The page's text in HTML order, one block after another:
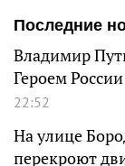
Последние
Владимир
Героем
22:52
На улице
перекроют